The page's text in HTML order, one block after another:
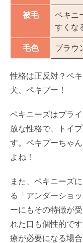
被毛
ペキニ
すくな
毛色 ブラウ
性格は正反対？ペ
犬、ペキプー！
ペキニーズはプラ
放な性格で、トイ
す。ペキプーちゃ
よね！
また、ペキニーズ
る「アンダーショ
ーにもその特徴が
れた口も個性的で
療が必要になる場合